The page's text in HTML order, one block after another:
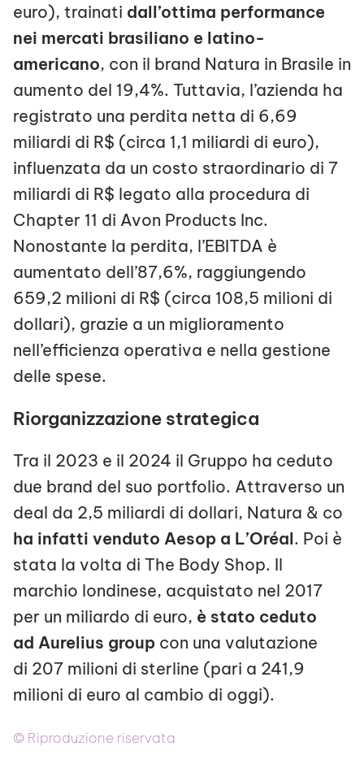
euro), trainati dall’ottima performance
nei mercati brasiliano e latino-
americano, con il brand Natura in Brasile in
aumento del 19,4%. Tuttavia, l’azienda ha
registrato una perdita netta di 6,69
miliardi di R$ (circa 1,1 miliardi di euro),
influenzata da un costo straordinario di 7
miliardi di R$ legato alla procedura di
Chapter 11 di Avon Products Inc.
Nonostante la perdita, l’EBITDA è
aumentato dell’87,6%, raggiungendo
659,2 milioni di R$ (circa 108,5 milioni di
dollari), grazie a un miglioramento
nell’efficienza operativa e nella gestione
delle spese.
Riorganizzazione strategica
Tra il 2023 e il 2024 il Gruppo ha ceduto
due brand del suo portfolio. Attraverso un
deal da 2,5 miliardi di dollari, Natura & co
ha infatti venduto Aesop a L’Oréal. Poi è
stata la volta di The Body Shop. Il
marchio londinese, acquistato nel 2017
per un miliardo di euro, è stato ceduto
ad Aurelius group con una valutazione
di 207 milioni di sterline (pari a 241,9
milioni di euro al cambio di oggi).
© Riproduzione riservata